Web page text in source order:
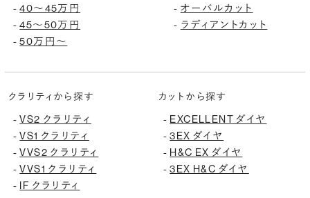
-40〜45万円
-45〜50万円
-50万円〜
- オーバルカット
- ラディアントカット
クラリティから探す
-VS2 クラリティ
-VS1 クラリティ
-VVS2 クラリティ
-VVS1 クラリティ
- IF クラリティ
カットから探す
- EXCELLENT ダイヤ
-3EX ダイヤ
- H&C EX ダイヤ
-3EX H&C ダイヤ